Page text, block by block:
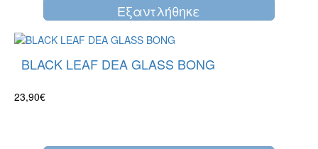
Eξαντλήθηκε
BLACK LEAF DEA GLASS BONG
23,90€